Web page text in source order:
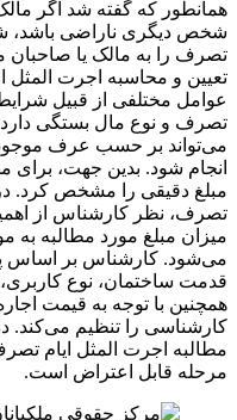
همانطور که گفته شد اگر
شخص دیگری ناراضی باشد،
تصرف را به مالک یا صاحبان
تعیین و محاسبه اجرت المثل
عوامل مختلفی از قبیل
تصرف و نوع مال بستگی
می‌تواند بر حسب عرف موجود و
انجام شود. بدین جهت، برای
مبلغ دقیقی را مشخص کرد. در
تصرف، نظر کارشناس از
میزان مبلغ مورد مطالبه به
می‌شود. کارشناس بر اساس
قدمت ساختمان، نوع
همچنین با توجه به قیمت
کارشناسی را تنظیم می‌کند.
مطالبه اجرت المثل ایام
مرحله قابل اعتراض است.